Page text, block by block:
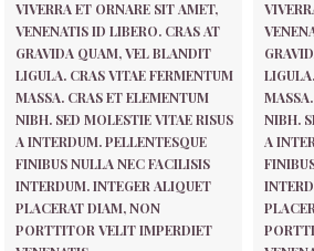
VIVERRA ET ORNARE SIT AMET,
VENENATIS ID LIBERO. CRAS AT
GRAVIDA QUAM, VEL BLANDIT
LIGULA. CRAS VITAE FERMENTUM
MASSA. CRAS ET ELEMENTUM
NIBH. SED MOLESTIE VITAE RISUS
A INTERDUM. PELLENTESQUE
FINIBUS NULLA NEC FACILISIS
INTERDUM. INTEGER ALIQUET
PLACERAT DIAM, NON
PORTTITOR VELIT IMPERDIET
NIBH.
A